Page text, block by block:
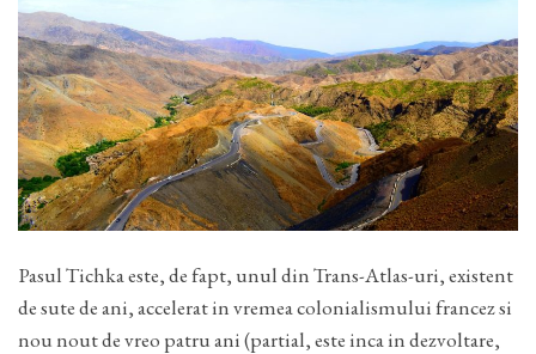
Pasul Tichka este, de fapt, unul din Trans-Atlas-uri, existent
de sute de ani, accelerat in vremea colonialismului francez si
nou nout de vreo patru ani (partial, este inca in dezvoltare,